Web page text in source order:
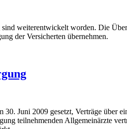
weiterentwickelt worden. Die
der Versicherten übernehmen.
Juni 2009 gesetzt, Verträge über
teilnehmenden Allgemeinärzte